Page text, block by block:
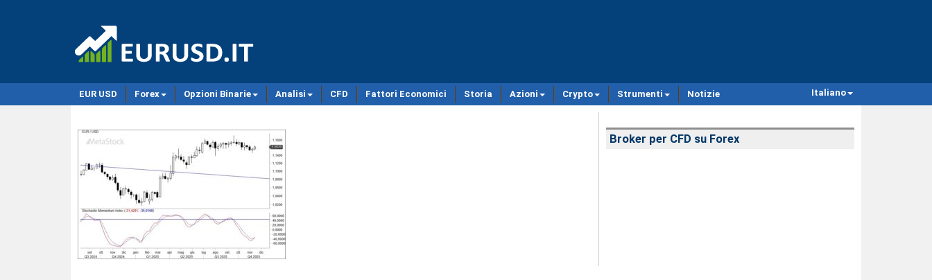
EUR USD Forex Opzioni Binarie Analisi CFD Fattori Economici Storia Azioni Crypto Strumenti Notizie Italiano
Broker per CFD su Forex